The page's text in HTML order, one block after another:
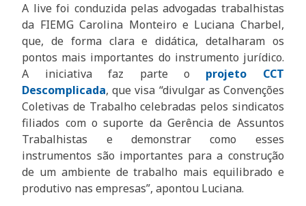
A live foi conduzida pelas advogadas trabalhistas
da FIEMG Carolina Monteiro e Luciana Charbel,
que, de forma clara e didática, detalharam os
pontos mais importantes do instrumento jurídico.
A iniciativa faz parte o projeto CCT
Descomplicada, que visa “divulgar as Convenções
Coletivas de Trabalho celebradas pelos sindicatos
filiados com o suporte da Gerência de Assuntos
Trabalhistas e demonstrar como esses
instrumentos são importantes para a construção
de um ambiente de trabalho mais equilibrado e
produtivo nas empresas”, apontou Luciana.